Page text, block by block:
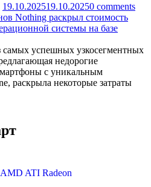
19.10.202519.10.20250 comments
Nothing раскрыл стоимость
системы на базе
успешных узкосегментных
недорогие
с уникальным
раскрыла некоторые затраты
ATI Radeon